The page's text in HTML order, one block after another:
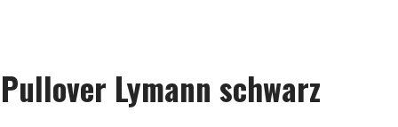
Pullover Lymann schwarz